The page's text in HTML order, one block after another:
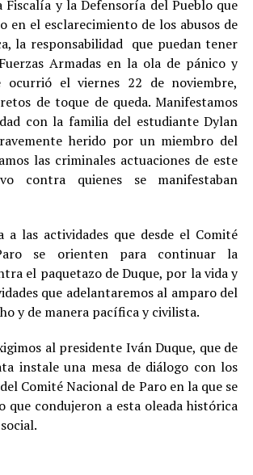
y la Defensoría del Pueblo que
en el esclarecimiento de los abusos de
la responsabilidad que puedan tener
Armadas en la ola de pánico y
ocurrió el viernes 22 de noviembre,
de toque de queda. Manifestamos
con la familia del estudiante Dylan
herido por un miembro del
las criminales actuaciones de este
contra quienes se manifestaban
a las actividades que desde el Comité
se orienten para continuar la
el paquetazo de Duque, por la vida y
que adelantaremos al amparo del
y de manera pacífica y civilista.
al presidente Iván Duque, que de
instale una mesa de diálogo con los
Comité Nacional de Paro en la que se
condujeron a esta oleada histórica